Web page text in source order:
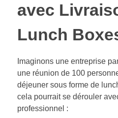
avec
Lunch
Imaginons une entreprise
une réunion de 100
déjeuner sous forme de
cela pourrait se dérouler
professionnel :